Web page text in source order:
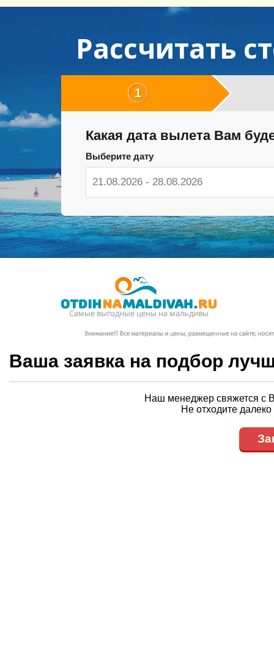
Рассчитать
1
Какая дата вылета Вам
Выберите дату
Ваша заявка на подбор
Наш менеджер свяжется с
Не отходите